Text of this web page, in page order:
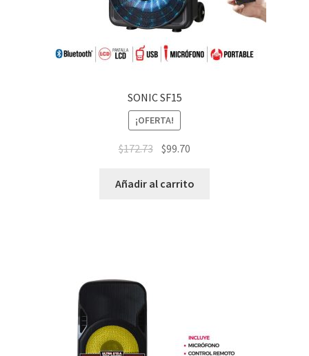
SONIC SF15
¡OFERTA!
$172.73 $99.70
Añadir al carrito